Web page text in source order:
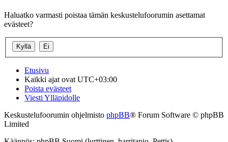
Haluatko varmasti poistaa tämän keskustelufoorumin asettamat
evästeet?
Etusivu
Kaikki ajat ovat UTC+03:00
Poista evästeet
Viesti Ylläpidolle
Keskustelufoorumin ohjelmisto phpBB® Forum Software © phpBB
Limited